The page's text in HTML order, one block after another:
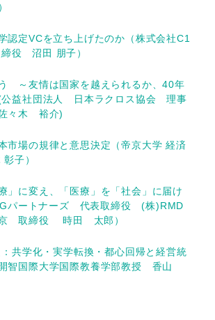
認定VCを立ち上げたのか（株式会社C1
役 沼田 朋子）
～友情は国家を越えられるか、40年
公益社団法人 日本ラクロス協会 理事
々木 裕介)
市場の規律と意思決定（帝京大学 経済
子）
」に変え、「医療」を「社会」に届け
パートナーズ 代表取締役 (株)RMD
京 取締役 時田 太郎）
共学化・実学転換・都心回帰と経営統
智国際大学国際教養学部教授 香山